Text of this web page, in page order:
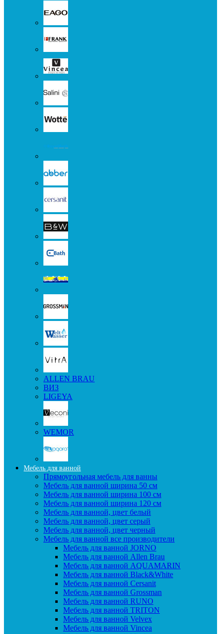
ALLEN BRAU
ВИЗ
LIGEYA
WEMOR
Мебель для ванной
Прямоугольная мебель для ванны
Мебель для ванной ширина 50 см
Мебель для ванной ширина 100 см
Мебель для ванной ширина 120 см
Мебель для ванной, цвет белый
Мебель для ванной, цвет серый
Мебель для ванной, цвет черный
Мебель для ванной все производители
Мебель для ванной JORNO
Мебель для ванной Allen Brau
Мебель для ванной AQUAMARIN
Мебель для ванной Black&White
Мебель для ванной Cersanit
Мебель для ванной Grossman
Мебель для ванной RUNO
Мебель для ванной TRITON
Мебель для ванной Velvex
Мебель для ванной Vincea